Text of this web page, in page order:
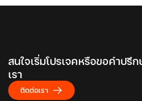
สนใจเริ่มโปรเจคหรือขอคำปรึ
เรา
ติดต่อเรา